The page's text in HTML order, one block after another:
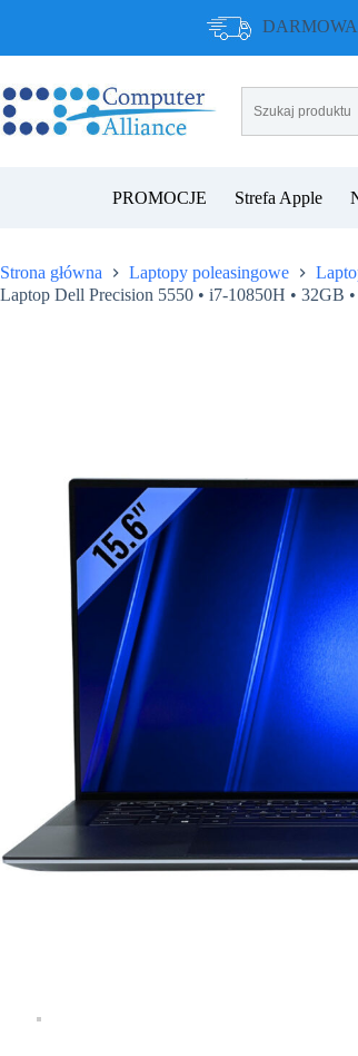
PROMOCJE Strefa Apple
Strona główna Laptopy poleasingowe
Laptop Dell Precision 5550 • i7-10850H • 32GB